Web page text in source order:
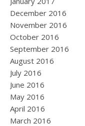
December 2016
November 2016
October 2016
September 2016
August 2016
July 2016
June 2016
May 2016
April 2016
March 2016